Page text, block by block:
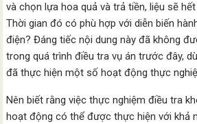
và chọn lựa hoa quả và trả tiền, liệu sẽ
Thời gian đó có phù hợp với diễn biến
điện? Đáng tiếc nội dung này đã không
trong quá trình điều tra vụ án trước đây,
đã thực hiện một số hoạt động thực
Nên biết rằng việc thực nghiệm điều tra
hoạt động có thể được thực hiện với khả